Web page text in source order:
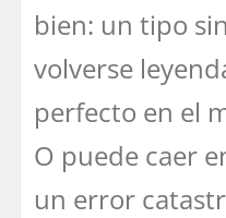
bien: un tipo
volverse
perfecto en el
O puede caer
un error